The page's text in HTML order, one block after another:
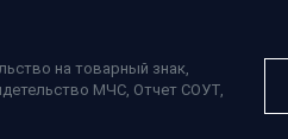
на товарный знак
МЧС Отчет СОУТ